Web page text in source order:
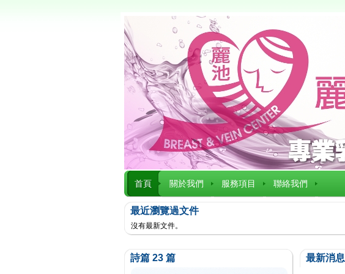
首頁 關於我們 服務項目 聯絡我們
最近瀏覽過文件
沒有最新文件。
詩篇 23 篇 最新消息